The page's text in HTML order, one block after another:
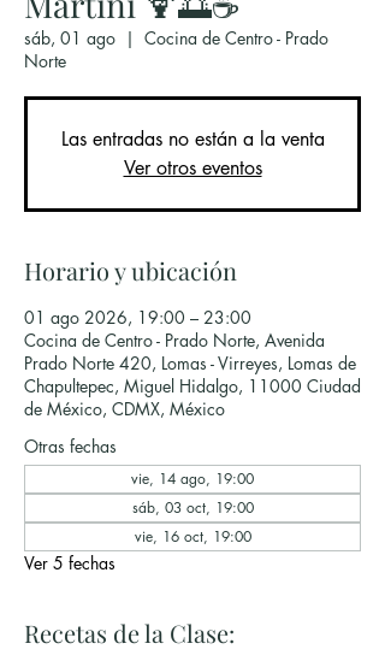
sáb, 01 ago
  |
Cocina de Centro - Prado
Norte
Las entradas no están a la venta
Ver otros eventos
Horario y ubicación
01 ago 2026, 19:00 – 23:00
Cocina de Centro - Prado Norte, Avenida
Prado Norte 420, Lomas - Virreyes, Lomas de
Chapultepec, Miguel Hidalgo, 11000 Ciudad
de México, CDMX, México
Otras fechas
vie, 14 ago, 19:00
sáb, 03 oct, 19:00
vie, 16 oct, 19:00
Ver 5 fechas
Recetas de la Clase: